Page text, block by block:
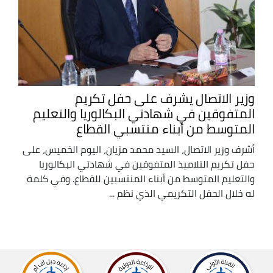
وزير الاتصال يشرف على حفل تكريم
المتفوقين في شهادتي البكالوريا والتعليم
المتوسط من أبناء منتسبي القطاع
أشرف وزير الاتصال، السيد محمد مزيان، اليوم الخميس، على
حفل تكريم التلاميذ المتفوقين في شهادتي البكالوريا
والتعليم المتوسط من أبناء المنتسبين للقطاع. وفي كلمة
له خلال الحفل التكريمي الذي نظم ...